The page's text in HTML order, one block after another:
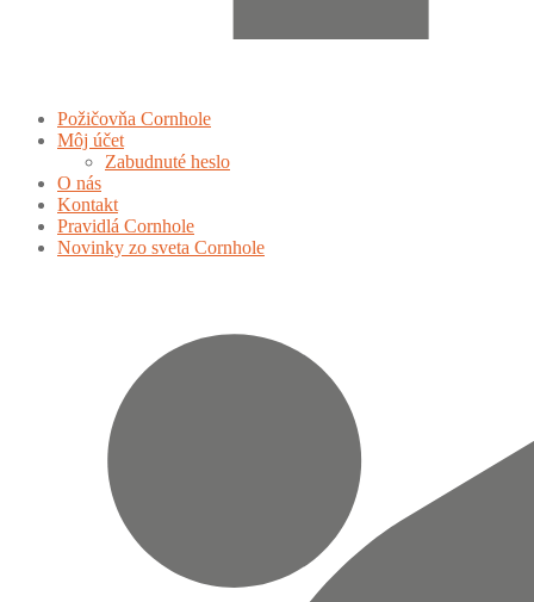
Požičovňa Cornhole
Môj účet
Zabudnuté heslo
O nás
Kontakt
Pravidlá Cornhole
Novinky zo sveta Cornhole